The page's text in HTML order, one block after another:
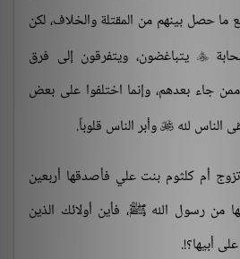
حصل بينهم من المقتلة والخلاف، لكن
 يتباغضون، ويتفرقون إلى فرق
جاء بعدهم، وإنما اختلفوا على بعض
الناس لله  وأبر الناس قلوباً.
تزوج أم كلثوم بنت علي فأصدقها أربعين
من رسول الله ﷺ، فأين أولائك الذين
أبيها؟!.